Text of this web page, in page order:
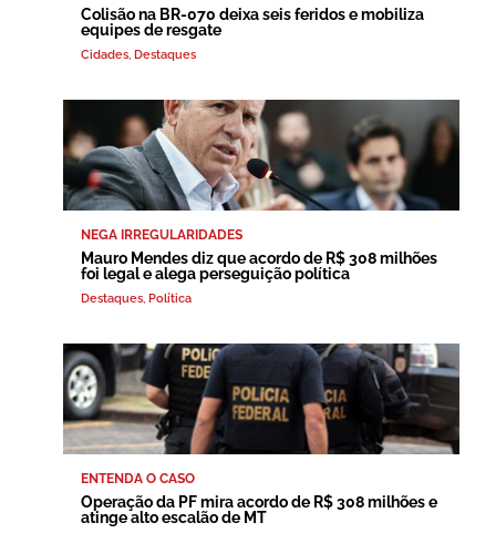
Colisão na BR-070 deixa seis feridos e mobiliza
equipes de resgate
Cidades, Destaques
NEGA IRREGULARIDADES
Mauro Mendes diz que acordo de R$ 308 milhões
foi legal e alega perseguição política
Destaques, Política
ENTENDA O CASO
Operação da PF mira acordo de R$ 308 milhões e
atinge alto escalão de MT